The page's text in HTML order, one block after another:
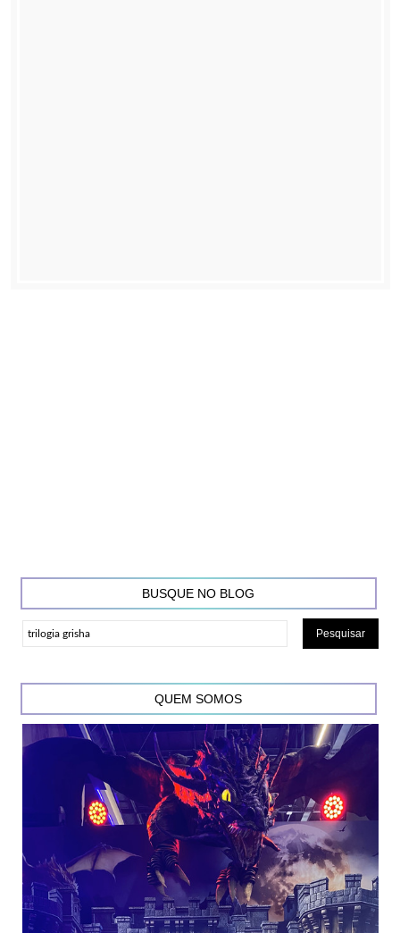
BUSQUE NO BLOG
QUEM SOMOS